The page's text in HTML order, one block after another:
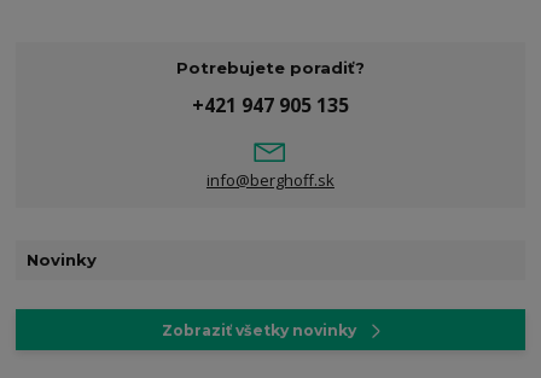
Potrebujete poradiť?
+421 947 905 135
info@berghoff.sk
Novinky
Zobraziť všetky novinky